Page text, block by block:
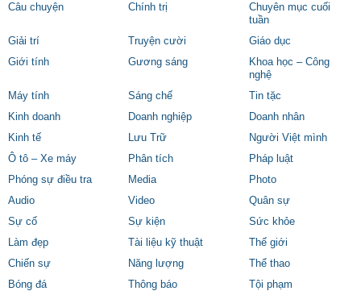
Câu chuyện
Chính trị
Chuyên mục cuối
tuần
Giải trí
Truyện cười
Giáo dục
Giới tính
Gương sáng
Khoa học – Công
nghệ
Máy tính
Sáng chế
Tin tặc
Kinh doanh
Doanh nghiệp
Doanh nhân
Kinh tế
Lưu Trữ
Người Việt mình
Ô tô – Xe máy
Phân tích
Pháp luật
Phóng sự điều tra
Media
Photo
Audio
Video
Quân sự
Sự cố
Sự kiện
Sức khỏe
Làm đẹp
Tài liệu kỹ thuật
Thế giới
Chiến sự
Năng lượng
Thể thao
Bóng đá
Thông báo
Tội phạm